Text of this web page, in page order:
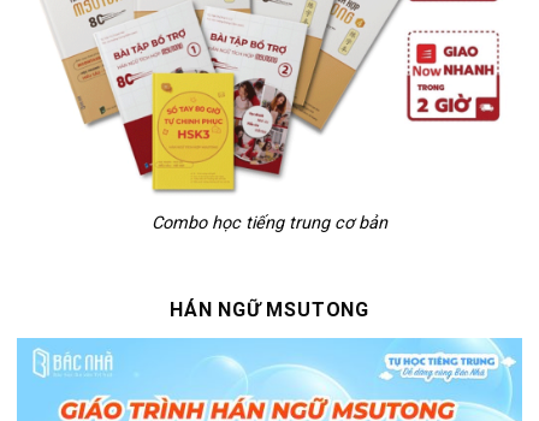
Combo học tiếng trung cơ bản
HÁN NGỮ MSUTONG